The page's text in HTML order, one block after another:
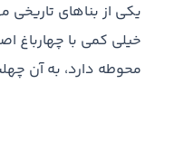
یکی از بناهای
خیلی کمی با چهارباغ
محوطه دارد، به آن